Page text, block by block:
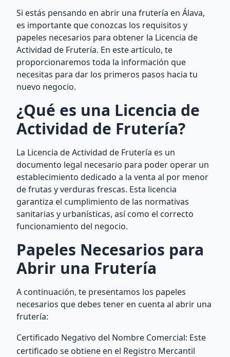
Si estás pensando en abrir una frutería en Álava,
es importante que conozcas los requisitos y
papeles necesarios para obtener la Licencia de
Actividad de Frutería. En este artículo, te
proporcionaremos toda la información que
necesitas para dar los primeros pasos hacia tu
nuevo negocio.
¿Qué es una Licencia de
Actividad de Frutería?
La Licencia de Actividad de Frutería es un
documento legal necesario para poder operar un
establecimiento dedicado a la venta al por menor
de frutas y verduras frescas. Esta licencia
garantiza el cumplimiento de las normativas
sanitarias y urbanísticas, así como el correcto
funcionamiento del negocio.
Papeles Necesarios para
Abrir una Frutería
A continuación, te presentamos los papeles
necesarios que debes tener en cuenta al abrir una
frutería:
Certificado Negativo del Nombre Comercial: Este
certificado se obtiene en el Registro Mercantil